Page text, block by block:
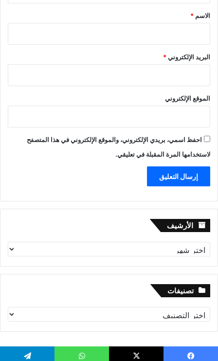
*
الاسم *
البريد الإلكتروني*
الموقع الإلكتروني
احفظ اسمي، بريدي الإلكتروني، والموقع الإلكتروني في هذا المتصفح
لاستخدامها المرة المقبلة في تعليقي.
الأرشيف الأرشيف
تصنيفات
تصنيفات